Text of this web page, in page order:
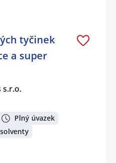
tyčinek
a super
s.r.o.
Plný úvazek